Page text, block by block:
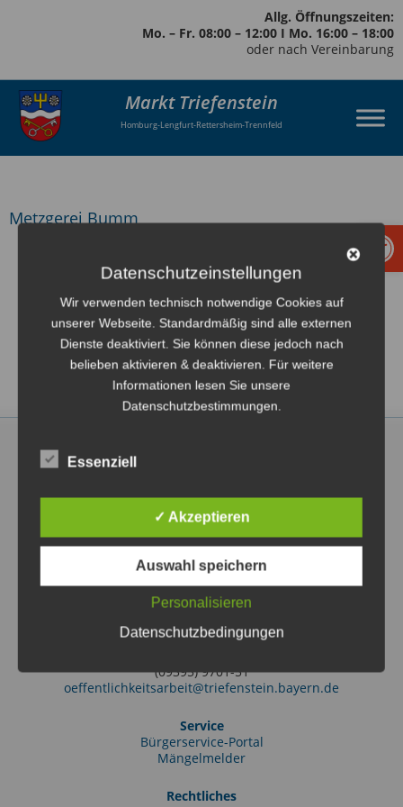
Allg. Öffnungszeiten:
Mo. – Fr. 08:00 – 12:00 I Mo. 16:00 – 18:00
oder nach Vereinbarung
Markt Triefenstein
Homburg-Lengfurt-Rettersheim-Trennfeld
Metzgerei Bumm
zurück
Markt Triefenstein
Rathausstraße 2
97855 Triefenstein OT Lengfurt
(09395) 97010
info@triefenstein.bayern.de
Tourist-Information
Friedrich-Ebert-Str. 38
(09395) 9701-51
oeffentlichkeitsarbeit@triefenstein.bayern.de
Service
Bürgerservice-Portal
Mängelmelder
Rechtliches
Datenschutzeinstellungen
Wir verwenden technisch notwendige Cookies auf
unserer Webseite. Standardmäßig sind alle externen
Dienste deaktiviert. Sie können diese jedoch nach
belieben aktivieren & deaktivieren. Für weitere
Informationen lesen Sie unsere
Datenschutzbestimmungen.
Essenziell
✓ Akzeptieren
Auswahl speichern
Personalisieren
Datenschutzbedingungen